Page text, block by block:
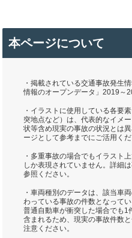
本ページについて
・掲載されている交通事故発生
情報のオープンデータ」2019～
・イラストに使用している各要
突地点など）は、代表的なイメ
状等含め現実の事故の状況とは
ージとして参考までにご活用くだ
・多重事故の場合でもイラスト
しか表現されていません。詳細
参照ください。
・車両種別のデータは、該当車
わっている事故の件数となって
普通自動車が衝突した場合でも1
含まれるため、現実の事故件数
注意ください。